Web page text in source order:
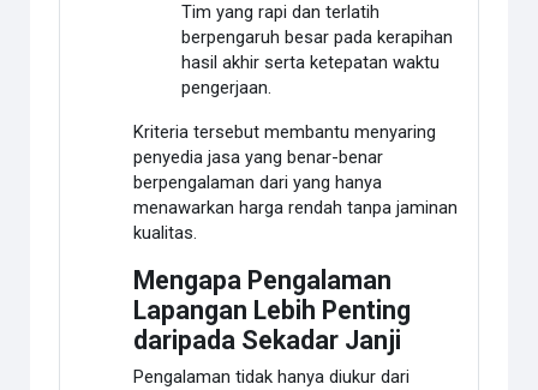
Tim yang rapi dan terlatih
berpengaruh besar pada kerapihan
hasil akhir serta ketepatan waktu
pengerjaan.
Kriteria tersebut membantu menyaring
penyedia jasa yang benar-benar
berpengalaman dari yang hanya
menawarkan harga rendah tanpa jaminan
kualitas.
Mengapa Pengalaman
Lapangan Lebih Penting
daripada Sekadar Janji
Pengalaman tidak hanya diukur dari